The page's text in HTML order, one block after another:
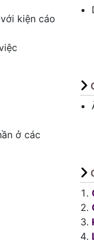
kiện cáo
ở các